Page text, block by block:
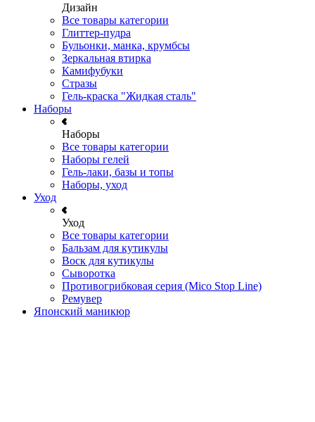
Дизайн
Все товары категории
Глиттер-пудра
Бульонки, манка, крумбсы
Зеркальная втирка
Камифубуки
Стразы
Гель-краска "Жидкая сталь"
Наборы
Наборы
Все товары категории
Наборы гелей
Гель-лаки, базы и топы
Наборы, уход
Уход
Уход
Все товары категории
Бальзам для кутикулы
Воск для кутикулы
Сыворотка
Противогрибковая серия (Mico Stop Line)
Ремувер
Японский маникюр